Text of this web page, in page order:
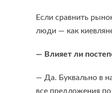
Если сравнить
люди — как
— Влияет ли
— Да. Буквально в
все предложения